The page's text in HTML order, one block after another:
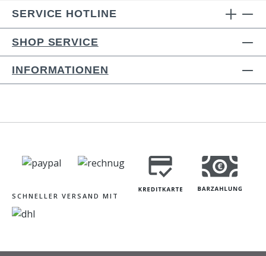
SERVICE HOTLINE
SHOP SERVICE
INFORMATIONEN
SCHNELLER VERSAND MIT